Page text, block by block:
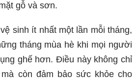
gỗ và sơn.
sinh ít nhất một lần mỗi tháng,
tháng mùa hè khi mọi người
ghế hơn. Điều này không chỉ
còn đảm bảo sức khỏe cho